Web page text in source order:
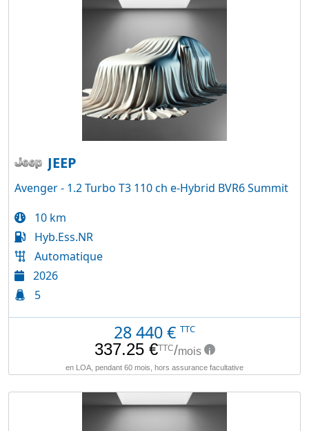
JEEP
Avenger - 1.2 Turbo T3 110 ch e-Hybrid BVR6 Summit
10 km
Hyb.Ess.NR
Automatique
2026
5
28 440€ TTC